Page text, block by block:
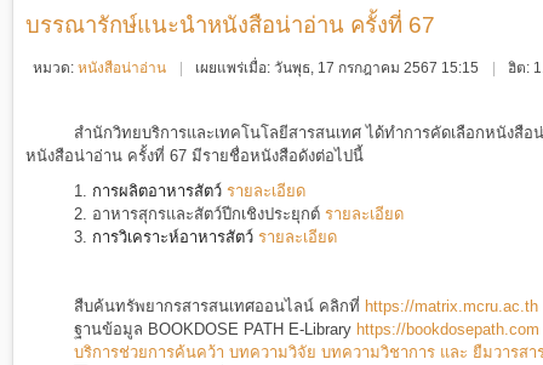
บรรณารักษ์แนะนำหนังสือน่าอ่าน ครั้งที่ 67
หมวด: หนังสือน่าอ่าน เผยแพร่เมื่อ: วันพุธ, 17 กรกฎาคม 2567 15:15 ฮิต:
สำนักวิทยบริการและเทคโนโลยีสารสนเทศ ได้ทำการคัดเลือกหนังสือ
หนังสือน่าอ่าน ครั้งที่ 67 มีรายชื่อหนังสือดังต่อไปนี้
1. การผลิตอาหารสัตว์ รายละเอียด
2. อาหารสุกรและสัตว์ปีกเชิงประยุกต์ รายละเอียด
3. การวิเคราะห์อาหารสัตว์ รายละเอียด
สืบค้นทรัพยากรสารสนเทศออนไลน์ คลิกที่ https://matrix.mcru.ac.th
ฐานข้อมูล BOOKDOSE PATH E-Library https://bookdosepath.com
บริการช่วยการค้นคว้า บทความวิจัย บทความวิชาการ และ ยืมวารส